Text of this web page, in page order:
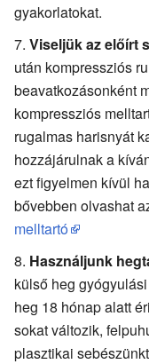
gyakorlatokat.
Viseljük az előírt
után kompressziós
beavatkozásonként
kompressziós
rugalmas harisnyát
hozzájárulnak a
ezt figyelmen kívül
bővebben olvashat
melltartó
Használjunk
külső heg
heg 18 hónap alatt
sokat változik,
plasztikai